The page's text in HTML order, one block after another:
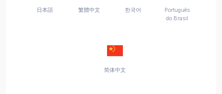
日本語 繁體中文 한국어
Português
do Brasil
简体中文